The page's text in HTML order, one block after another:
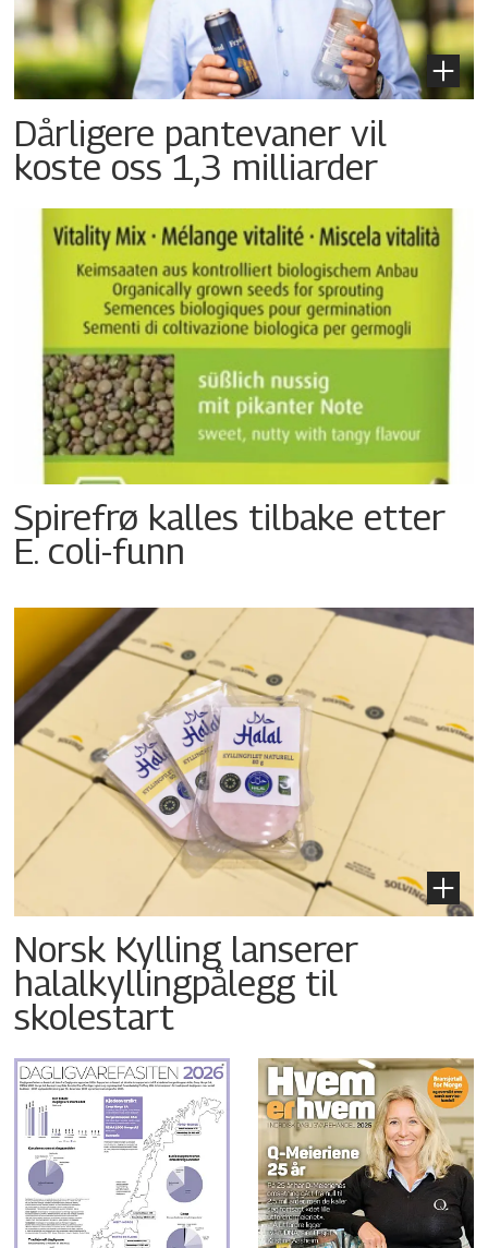
Dårligere pantevaner vil
koste oss 1,3 milliarder
Spirefrø kalles tilbake etter
E. coli-funn
Norsk Kylling lanserer
halalkyllingpålegg til
skolestart